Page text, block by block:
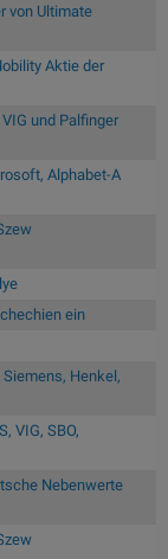
von Ultimate
Aktie der
und Palfinger
Alphabet-A
ein
Henkel,
VIG, SBO,
Nebenwerte